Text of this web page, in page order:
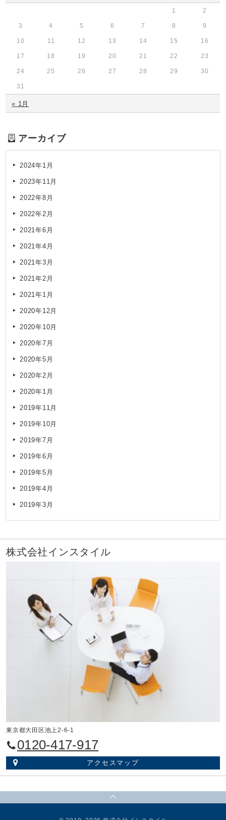
« 1月
1 2
3 4 5 6 7 8 9
10 11 12 13 14 15 16
17 18 19 20 21 22 23
24 25 26 27 28 29 30
31
アーカイブ
2024年1月
2023年11月
2022年8月
2022年2月
2021年6月
2021年4月
2021年3月
2021年2月
2021年1月
2020年12月
2020年10月
2020年7月
2020年5月
2020年2月
2020年1月
2019年11月
2019年10月
2019年7月
2019年6月
2019年5月
2019年4月
2019年3月
株式会社インスタイル
東京都大田区池上2-6-1
0120-417-917
アクセスマップ